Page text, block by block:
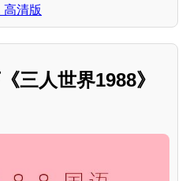
清版
三人世界1988》